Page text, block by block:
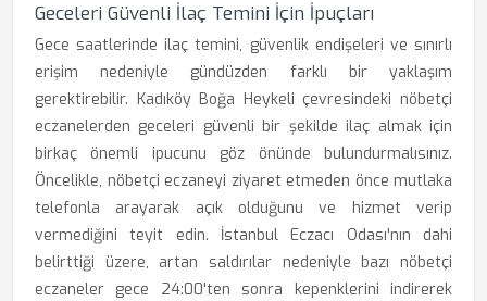
Geceleri Güvenli İlaç Temini İçin İpuçları
Gece saatlerinde ilaç temini, güvenlik endişeleri ve sınırlı
erişim nedeniyle gündüzden farklı bir yaklaşım
gerektirebilir. Kadıköy Boğa Heykeli çevresindeki nöbetçi
eczanelerden geceleri güvenli bir şekilde ilaç almak için
birkaç önemli ipucunu göz önünde bulundurmalısınız.
Öncelikle, nöbetçi eczaneyi ziyaret etmeden önce mutlaka
telefonla arayarak açık olduğunu ve hizmet verip
vermediğini teyit edin. İstanbul Eczacı Odası'nın dahi
belirttiği üzere, artan saldırılar nedeniyle bazı nöbetçi
eczaneler gece 24:00'ten sonra kepenklerini indirerek